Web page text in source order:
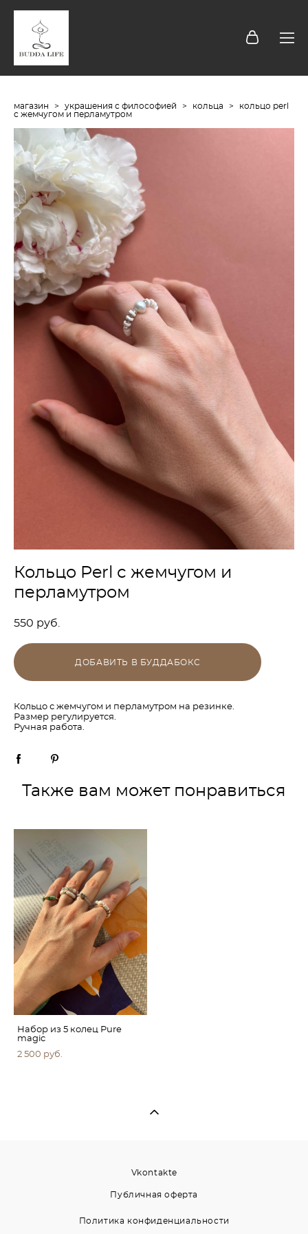
магазин > украшения с философией > кольца >
кольцо perl
с жемчугом и перламутром
Кольцо Perl с жемчугом и
перламутром
550 pуб.
ДОБАВИТЬ В БУДДАБОКС
Кольцо с жемчугом и перламутром на резинке.
Размер регулируется.
Ручная работа.
Также вам может понравиться
Набор из 5 колец Pure
magic
2 500 pуб.
Vkontakte
Публичная оферта
Политика конфиденциальности